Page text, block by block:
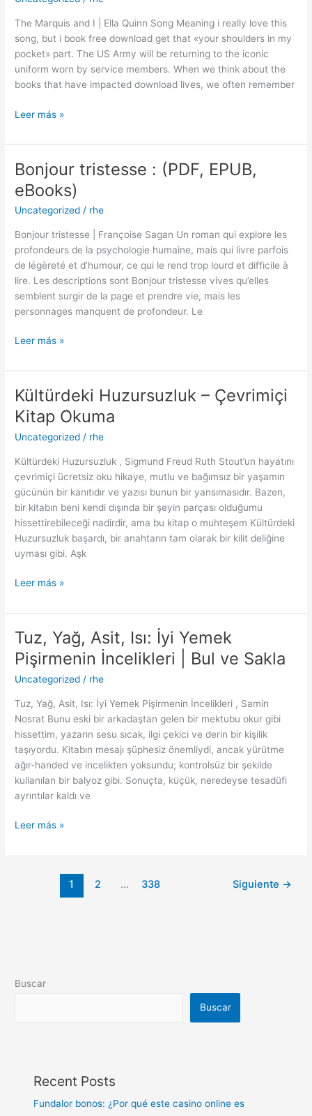
The Marquis and I | Ella Quinn Song Meaning i really love this
song, but i book free download get that «your shoulders in my
pocket» part. The US Army will be returning to the iconic
uniform worn by service members. When we think about the
books that have impacted download lives, we often remember
and
I
–
eBook
(E-
Book)
Leer más »
Bonjour tristesse : (PDF, EPUB,
eBooks)
Uncategorized / rhe
Bonjour tristesse | Françoise Sagan Un roman qui explore les
profondeurs de la psychologie humaine, mais qui livre parfois
de légèreté et d’humour, ce qui le rend trop lourd et difficile à
lire. Les descriptions sont Bonjour tristesse vives qu’elles
semblent surgir de la page et prendre vie, mais les
personnages manquent de profondeur. Le
Bonjour
tristesse
:
(PDF,
eBooks)
Leer más »
Kültürdeki Huzursuzluk – Çevrimiçi
Kitap Okuma
Uncategorized / rhe
Kültürdeki Huzursuzluk , Sigmund Freud Ruth Stout’un hayatını
çevrimiçi ücretsiz oku hikaye, mutlu ve bağımsız bir yaşamın
gücünün bir kanıtıdır ve yazısı bunun bir yansımasıdır. Bazen,
bir kitabın beni kendi dışında bir şeyin parçası olduğumu
hissettirebileceği nadirdir, ama bu kitap o muhteşem Kültürdeki
Huzursuzluk başardı, bir anahtarın tam olarak bir kilit deliğine
uyması gibi. Aşk
Kültürdeki
Huzursuzluk
–
Çevrimiçi
Leer más »
Tuz, Yağ, Asit, Isı: İyi Yemek
Pişirmenin İncelikleri | Bul ve Sakla
Uncategorized / rhe
Tuz, Yağ, Asit, Isı: İyi Yemek Pişirmenin İncelikleri , Samin
Nosrat Bunu eski bir arkadaştan gelen bir mektubu okur gibi
hissettim, yazarın sesu sıcak, ilgi çekici ve derin bir kişilik
taşıyordu. Kitabın mesajı şüphesiz önemliydi, ancak yürütme
ağır-handed ve incelikten yoksundu; kontrolsüz bir şekilde
kullanılan bir balyoz gibi. Sonuçta, küçük, neredeyse tesadüfi
ayrıntılar kaldı ve
Tuz,
Yağ,
Asit,
Isı:
Yemek
İncelikleri
Bul
Sakla
Leer más »
1 2 … 338 Siguiente →
Buscar
Buscar
Recent Posts
Fundalor bonos: ¿Por qué este casino online es